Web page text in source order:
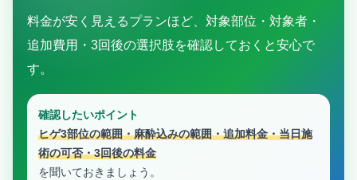
料金が安く見えるプランほど、対象部位・対象者・
追加費用・3回後の選択肢を確認しておくと安心で
す。
確認したいポイント
ヒゲ3部位の範囲・麻酔込みの範囲・追加料金・当日施
術の可否・3回後の料金
を聞いておきましょう。